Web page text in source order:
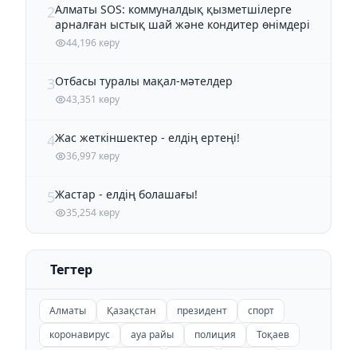
2Алматы SOS: коммуналдық қызметшілерге
арналған ыстық шай және кондитер өнімдері
44,196 көру
3Отбасы туралы мақал-мәтелдер
43,351 көру
4Жас жеткіншектер - елдің ертеңі!
36,997 көру
5Жастар - елдің болашағы!
35,254 көру
Тегтер
Алматы Қазақстан президент
спорт
коронавирус
ауа райы полиция
Тоқаев